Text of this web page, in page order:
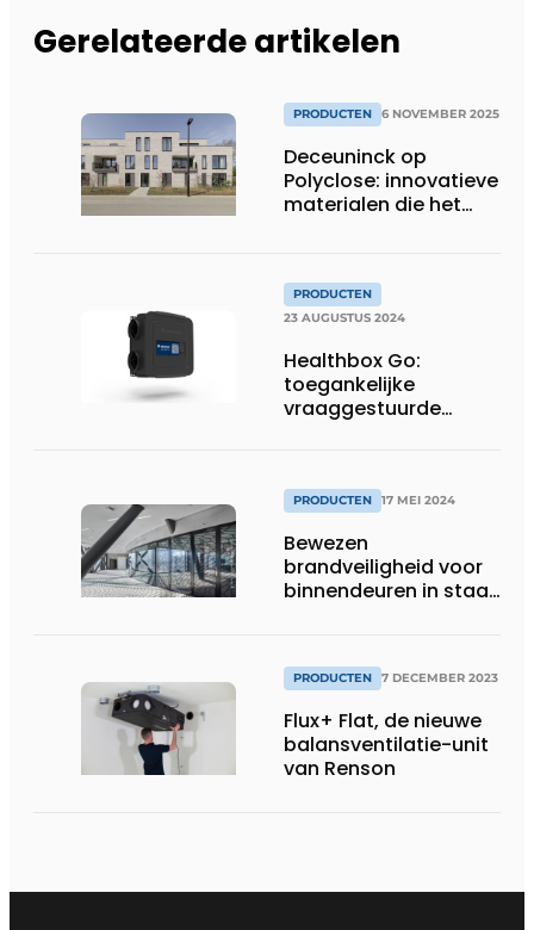
Gerelateerde artikelen
PRODUCTEN 6 NOVEMBER 2025
Deceuninck op
Polyclose: innovatieve
materialen die het
PRODUCTEN
23 AUGUSTUS 2024
Healthbox Go:
toegankelijke
vraaggestuurde
PRODUCTEN 17 MEI 2024
Bewezen
brandveiligheid voor
binnendeuren in staal
Architect@Work
Brussel
PRODUCTEN 7 DECEMBER 2023
Flux+ Flat, de nieuwe
balansventilatie-unit
van Renson